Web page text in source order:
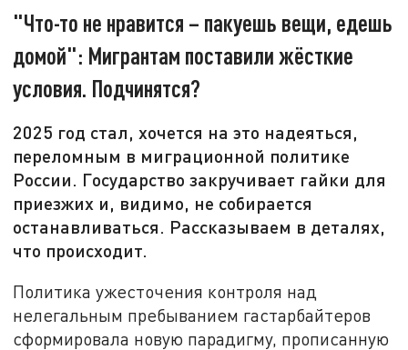
"Что-то не нравится – пакуешь вещи, едешь
домой": Мигрантам поставили жёсткие
условия. Подчинятся?
2025 год стал, хочется на это надеяться,
переломным в миграционной политике
России. Государство закручивает гайки для
приезжих и, видимо, не собирается
останавливаться. Рассказываем в деталях,
что происходит.
Политика ужесточения контроля над
нелегальным пребыванием гастарбайтеров
сформировала новую парадигму, прописанную